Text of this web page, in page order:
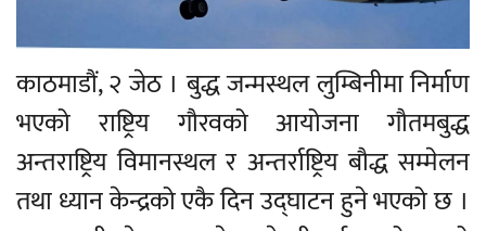
काठमाडौं, २ जेठ । बुद्ध जन्मस्थल लुम्बिनीमा निर्माण
भएको राष्ट्रिय गौरवको आयोजना गौतमबुद्ध
अन्तराष्ट्रिय विमानस्थल र अन्तर्राष्ट्रिय बौद्ध सम्मेलन
तथा ध्यान केन्द्रको एकै दिन उद्घाटन हुने भएको छ ।